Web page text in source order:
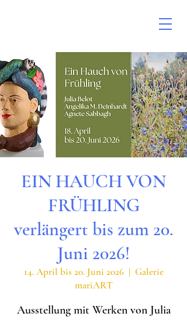
EIN HAUCH VON
FRÜHLING
verlängert bis zum 20.
Juni 2026!
14. April bis 20. Juni 2026
  |
Galerie
mariART
Ausstellung mit Werken von Julia